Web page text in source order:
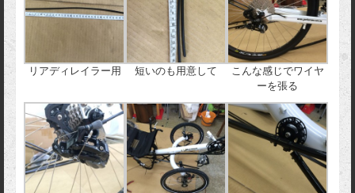
リアディレイラー用 短いのも用意して
こんな感じでワイヤ
ーを張る